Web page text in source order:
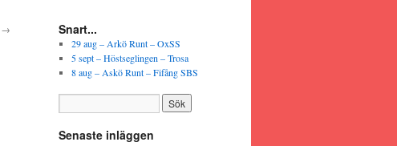
→ Snart...
29 aug – Arkö Runt – OxSS
5 sept – Höstseglingen – Trosa
8 aug – Askö Runt – Fifång SBS
Senaste inläggen